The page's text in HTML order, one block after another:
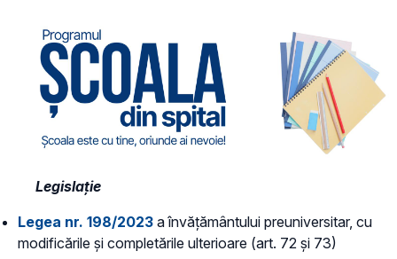
Legislație
Legea nr. 198/2023 a învățământului preuniversitar, cu
modificările și completările ulterioare (art. 72 și 73)